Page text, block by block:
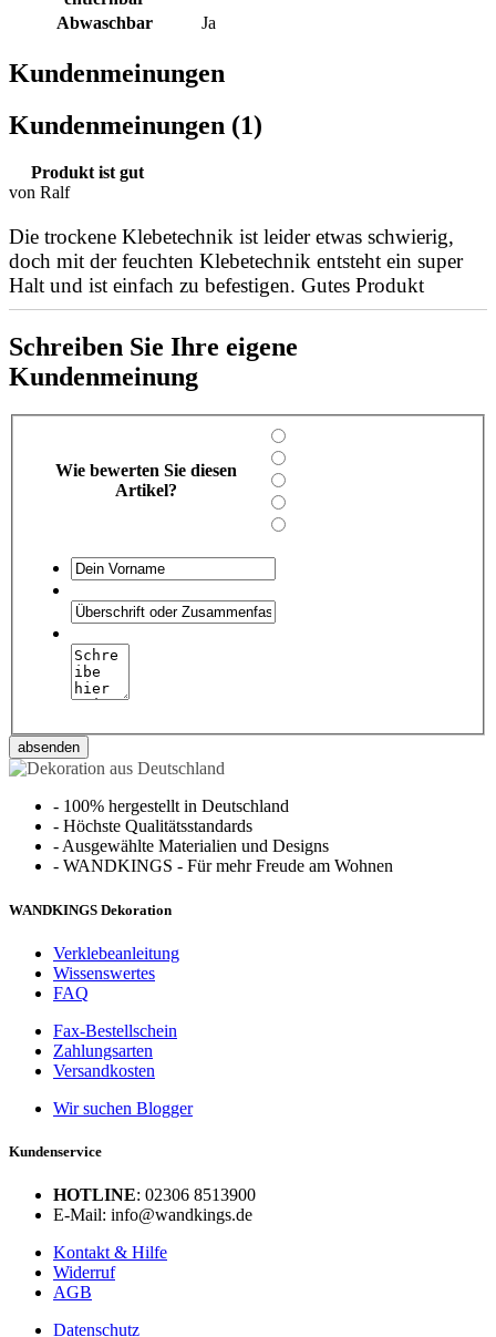
Abwaschbar
Ja
Kundenmeinungen
Kundenmeinungen (1)
Produkt ist gut
von Ralf
Die trockene Klebetechnik ist leider etwas schwierig,
doch mit der feuchten Klebetechnik entsteht ein super
Halt und ist einfach zu befestigen. Gutes Produkt
Schreiben Sie Ihre eigene
Kundenmeinung
Wie bewerten Sie diesen
Artikel?
absenden
- 100% hergestellt in Deutschland
- Höchste Qualitätsstandards
-Ausgewählte Materialien und Designs
- WANDKINGS - Für mehr Freude am Wohnen
WANDKINGS Dekoration
Verklebeanleitung
Wissenswertes
FAQ
Fax-Bestellschein
Zahlungsarten
Versandkosten
Wir suchen Blogger
Kundenservice
HOTLINE: 02306 8513900
E-Mail: info@wandkings.de
Kontakt & Hilfe
Widerruf
AGB
Datenschutz